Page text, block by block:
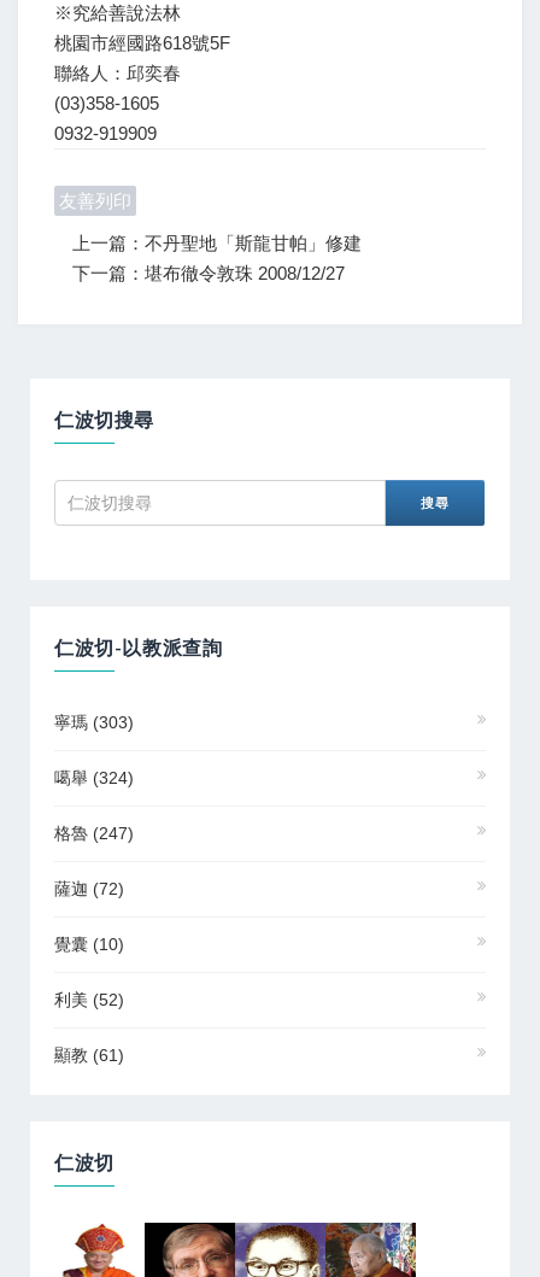
※究給善說法林
桃園市經國路618號5F
聯絡人：邱奕春
(03)358-1605
0932-919909
友善列印
上一篇：不丹聖地「斯龍甘帕」修建
下一篇：堪布徹令敦珠 2008/12/27
仁波切搜尋
仁波切-以教派查詢
寧瑪 (303)
噶舉 (324)
格魯 (247)
薩迦 (72)
覺囊 (10)
利美 (52)
顯教 (61)
仁波切